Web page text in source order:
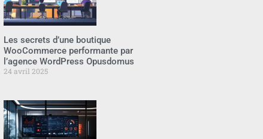
Les secrets d’une boutique
WooCommerce performante par
l’agence WordPress Opusdomus
24 avril 2025